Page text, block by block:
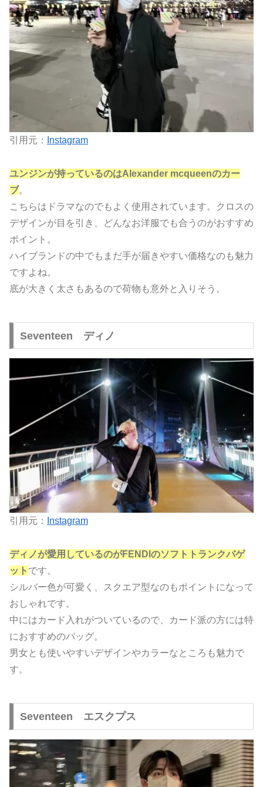
引用元： Instagram
ユンジンが持っているのはAlexander mcqueenのカー
ブ。
こちらはドラマなのでもよく使用されています。クロスの
デザインが目を引き、どんなお洋服でも合うのがおすすめ
ポイント。
ハイブランドの中でもまだ手が届きやすい価格なのも魅力
ですよね。
底が大きく太さもあるので荷物も意外と入りそう。
Seventeen ディノ
引用元： Instagram
ディノが愛用しているのがFENDIのソフトトランクバゲ
ット です。
シルバー色が可愛く、スクエア型なのもポイントになって
おしゃれです。
中にはカード入れがついているので、カード派の方には特
におすすめのバッグ。
男女とも使いやすいデザインやカラーなところも魅力で
す。
Seventeen エスクプス